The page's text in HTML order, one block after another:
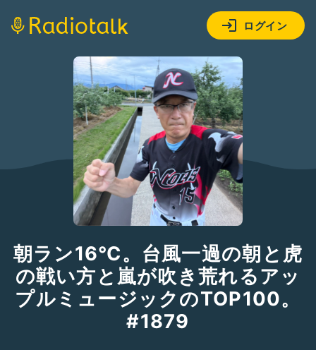
ログイン
朝ラン16℃。台風一過の朝と虎
の戦い方と嵐が吹き荒れるアッ
プルミュージックのTOP100。
#1879